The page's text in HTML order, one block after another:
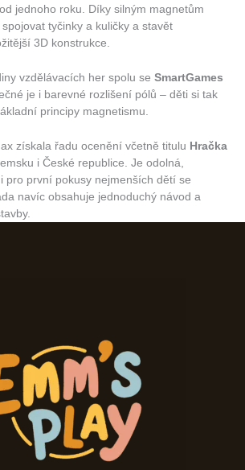
jednoho roku. Díky silným magnetům
tyčinky a kuličky a stavět
3D konstrukce.
vzdělávacích her spolu se SmartGames
je i barevné rozlišení pólů – děti si tak
principy magnetismu.
získala řadu ocenění včetně titulu Hračka
i České republice. Je odolná,
pro první pokusy nejmenších dětí se
navíc obsahuje jednoduchý návod a